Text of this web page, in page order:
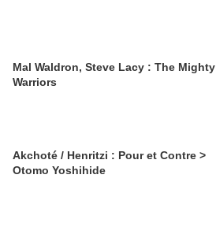
Mal Waldron, Steve Lacy : The Mighty
Warriors
Akchoté / Henritzi : Pour et Contre >
Otomo Yoshihide